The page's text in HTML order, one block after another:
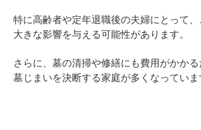
特に高齢者や定年退職後の夫婦にとって
大きな影響を与える可能性があります。
さらに、墓の清掃や修繕にも費用がかか
墓じまいを決断する家庭が多くなっていま